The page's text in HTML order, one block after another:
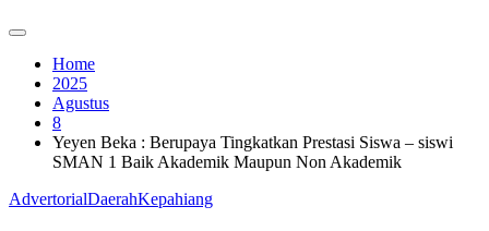
Home
2025
Agustus
8
Yeyen Beka : Berupaya Tingkatkan Prestasi Siswa – siswi
SMAN 1 Baik Akademik Maupun Non Akademik
AdvertorialDaerahKepahiang